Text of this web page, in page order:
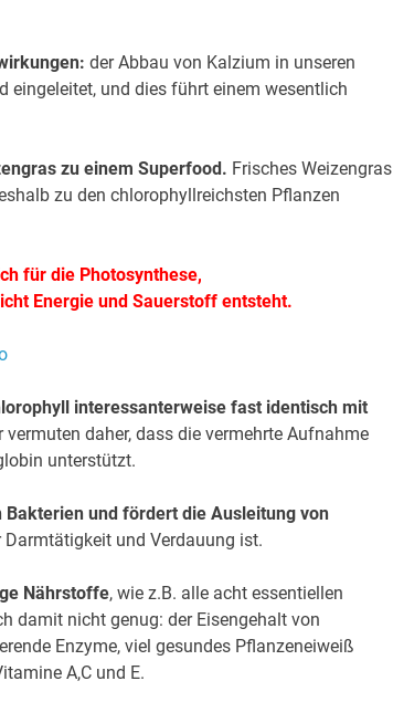
der Abbau von Kalzium in unseren
eingeleitet, und dies führt einem wesentlich
zu einem Superfood. Frisches Weizengras
zu den chlorophyllreichsten Pflanzen
für die Photosynthese,
Energie und Sauerstoff entsteht.
interessanterweise fast identisch mit
daher, dass die vermehrte Aufnahme
unterstützt.
Bakterien und fördert die Ausleitung von
und Verdauung ist.
Nährstoffe, wie z.B. alle acht essentiellen
damit nicht genug: der Eisengehalt von
Enzyme, viel gesundes Pflanzeneiweiß
A,C und E.